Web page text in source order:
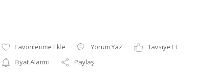
Yorum Yaz
Tavsiye Et
Fiyat Alarmı
Paylaş